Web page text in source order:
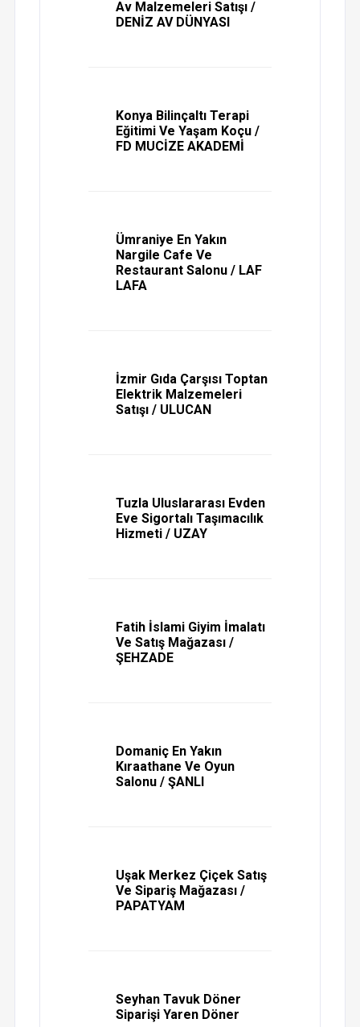
Av Malzemeleri Satışı /
DENİZ AV DÜNYASI
Konya Bilinçaltı Terapi
Eğitimi Ve Yaşam Koçu /
FD MUCİZE AKADEMİ
Ümraniye En Yakın
Nargile Cafe Ve
Restaurant Salonu / LAF
LAFA
İzmir Gıda Çarşısı Toptan
Elektrik Malzemeleri
Satışı / ULUCAN
Tuzla Uluslararası Evden
Eve Sigortalı Taşımacılık
Hizmeti / UZAY
Fatih İslami Giyim İmalatı
Ve Satış Mağazası /
ŞEHZADE
Domaniç En Yakın
Kıraathane Ve Oyun
Salonu / ŞANLI
Uşak Merkez Çiçek Satış
Ve Sipariş Mağazası /
PAPATYAM
Seyhan Tavuk Döner
Siparişi Yaren Döner